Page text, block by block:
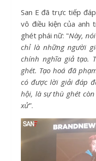
San E đã trực tiếp
vô điều kiện của
ghét phái nữ: "Này,
chỉ là những người
chính nghĩa giả tạo.
ghét. Tạo hoá đã
có được lời giải đáp
hội, là sự thù ghét
xử".